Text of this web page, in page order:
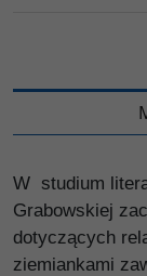
W studium
Grabowskiej
dotyczących
ziemiankami